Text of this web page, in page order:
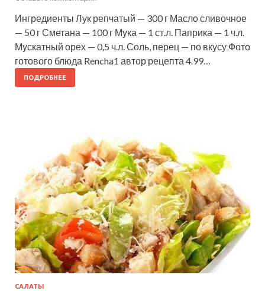
Ингредиенты Лук репчатый — 300 г Масло сливочное
— 50 г Сметана — 100 г Мука — 1 ст.л. Паприка — 1 ч.л.
Мускатный орех — 0,5 ч.л. Соль, перец — по вкусу Фото
готового блюда Rencha1 автор рецепта 4.99…
ПОДРОБНЕЕ
САЛАТЫ